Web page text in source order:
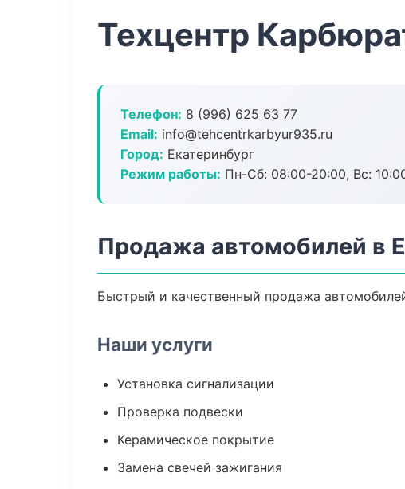
Техцентр
Телефон: 8 (996) 625 63 77
Email: info@tehcentrkarbyur935.ru
Город: Екатеринбург
Режим работы: Пн-Сб: 08:00-20:00, Вс:
Продажа автомобилей в
Быстрый и качественный продажа
Наши услуги
Установка сигнализации
Проверка подвески
Керамическое покрытие
Замена свечей зажигания